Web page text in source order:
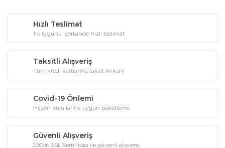
Hızlı Teslimat
1-5 iş günü içerisinde hızlı teslimat
Taksitli Alışveriş
Tüm kredi kartlarına taksit imkanı
Covid-19 Önlemi
Hijyen kurallarına uygun paketleme
Güvenli Alışveriş
256bit SSL Sertifikası ile güvenli alışveriş